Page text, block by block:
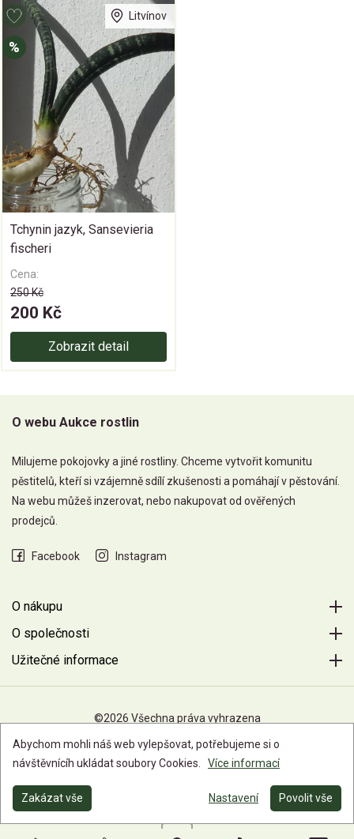
Litvínov
%
Tchynin jazyk, Sansevieria
fischeri
Cena:
250 Kč
200 Kč
Zobrazit detail
O webu Aukce rostlin
Milujeme pokojovky a jiné rostliny. Chceme vytvořit komunitu
pěstitelů, kteří si vzájemně sdílí zkušenosti a pomáhají v pěstování.
Na webu můžeš inzerovat, nebo nakupovat od ověřených
prodejců.
Facebook Instagram
O nákupu
O společnosti
Užitečné informace
©2026 Všechna práva vyhrazena
Abychom mohli náš web vylepšovat, potřebujeme si o
návštěvnícíh ukládat soubory Cookies.
Více informací
Zakázat vše Nastavení Povolit vše